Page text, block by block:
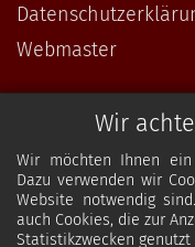
Wir
Wir möchten Ihnen
Dazu verwenden wir
Website notwendig
auch Cookies, die zur
Statistikzwecken
Webmaster